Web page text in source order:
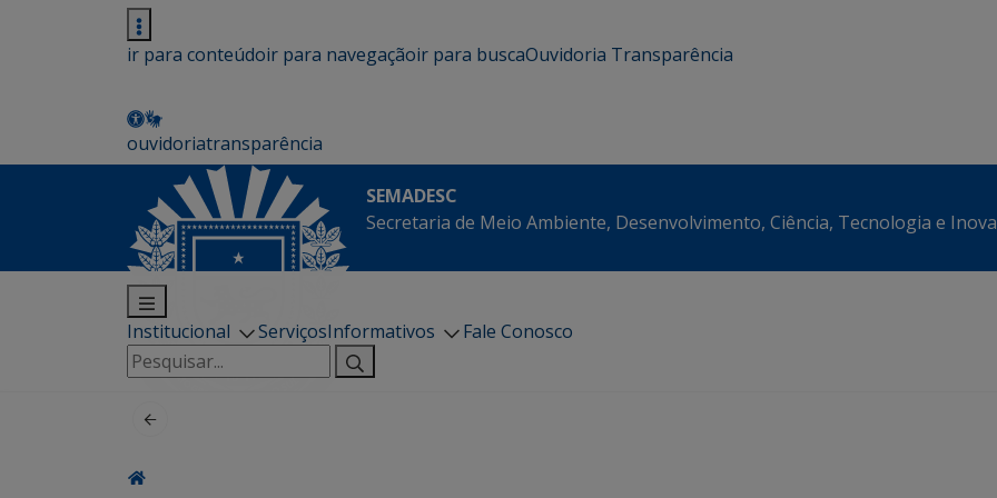
ir para conteúdoir para navegaçãoir para buscaOuvidoria Transparência
ouvidoriatransparência
SEMADESC
Secretaria de Meio Ambiente, Desenvolvimento, Ciência, Tecnologia e
Institucional ServiçosInformativos
Fale Conosco
Pesquisar
por: